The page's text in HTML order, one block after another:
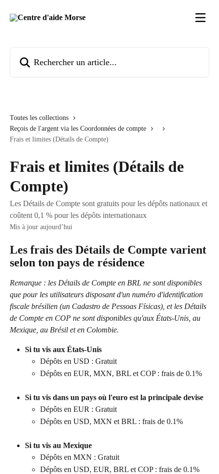
Toutes les collections
Reçois de l'argent via les Coordonnées de compte
Frais et limites (Détails de Compte)
Frais et limites (Détails de
Compte)
Les Détails de Compte sont gratuits pour les dépôts nationaux et
coûtent 0,1 % pour les dépôts internationaux
Mis à jour aujourd’hui
Les frais des Détails de Compte varient
selon ton pays de résidence
Remarque : les Détails de Compte en BRL ne sont disponibles
que pour les utilisateurs disposant d'un numéro d'identification
fiscale brésilien (un Cadastro de Pessoas Físicas), et les Détails
de Compte en COP ne sont disponibles qu'aux États-Unis, au
Mexique, au Brésil et en Colombie.
Si tu vis aux États-Unis
Dépôts en USD : Gratuit
Dépôts en EUR, MXN, BRL et COP : frais de 0.1%
Si tu vis dans un pays où l'euro est la principale devise
Dépôts en EUR : Gratuit
Dépôts en USD, MXN et BRL : frais de 0.1%
Si tu vis au Mexique
Dépôts en MXN : Gratuit
Dépôts en USD, EUR, BRL et COP : frais de 0.1%